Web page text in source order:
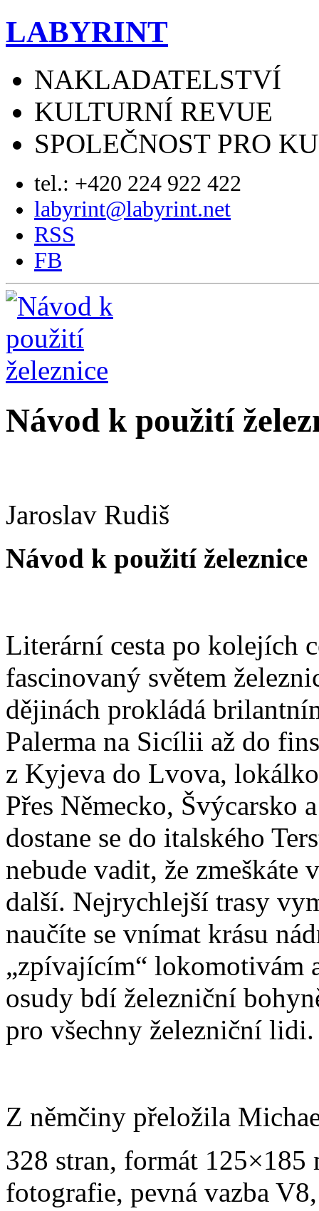
LABYRINT
NAKLADATELSTVÍ
KULTURNÍ REVUE
SPOLEČNOST PRO
tel.: +420 224 922 422
labyrint@labyrint.net
RSS
FB
Návod k použití
Jaroslav Rudiš
Návod k použití železnice
Literární cesta po kolejích
fascinovaný světem
dějinách prokládá
Palerma na Sicílii až do
z Kyjeva do Lvova,
Přes Německo, Švýcarsko
dostane se do italského
nebude vadit, že
další. Nejrychlejší trasy
naučíte se vnímat krásu
„zpívajícím“ lokomotivám
osudy bdí železniční
pro všechny železniční lidi.
Z němčiny přeložila
328 stran, formát
fotografie, pevná vazba V8,